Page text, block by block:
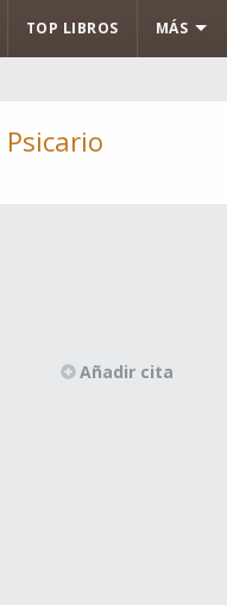
TOP LIBROS MÁS
Psicario
Añadir cita